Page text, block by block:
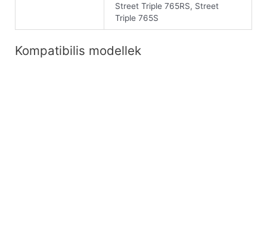
Street Triple 765RS, Street
Triple 765S
Kompatibilis modellek